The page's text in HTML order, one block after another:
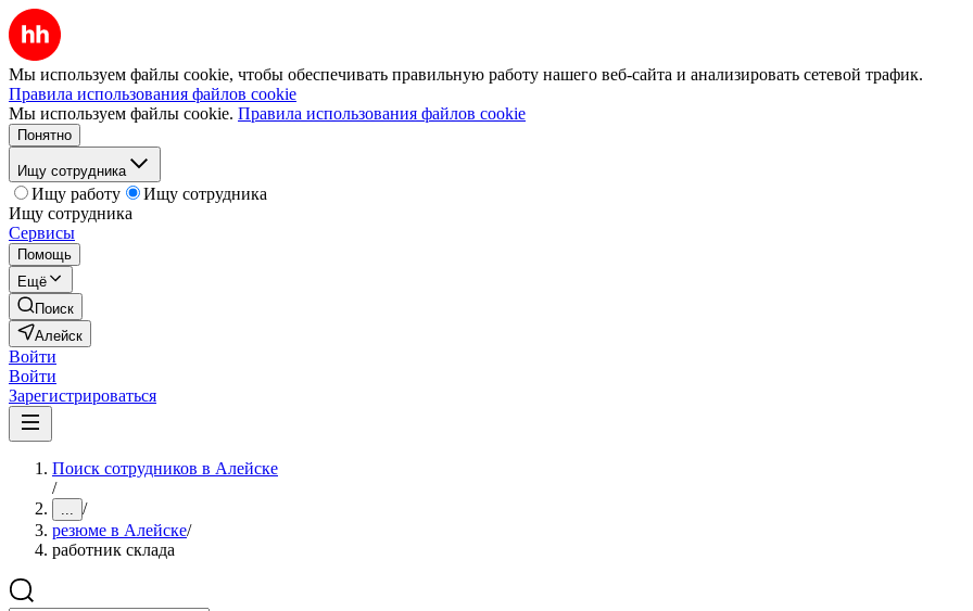
Мы используем файлы cookie, чтобы обеспечивать правильную работу нашего веб-сайта и анализировать сетевой трафик.
Правила использования файлов cookie
Мы используем файлы cookie. Правила использования файлов cookie
Понятно
Ищу сотрудника
Ищу работу
Ищу сотрудника
Ищу сотрудника
Сервисы
Помощь
Ещё
Поиск
Алейск
Войти
Войти
Зарегистрироваться
Поиск сотрудников в Алейске
/
... /
резюме в Алейске/
работник склада